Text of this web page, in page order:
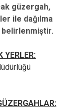
güzergah,
ile dağılma
YERLER: